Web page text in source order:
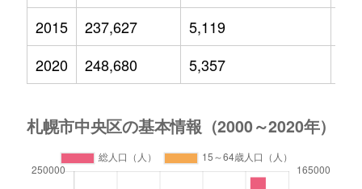
2015
237,627 5,119
2020
248,680 5,357